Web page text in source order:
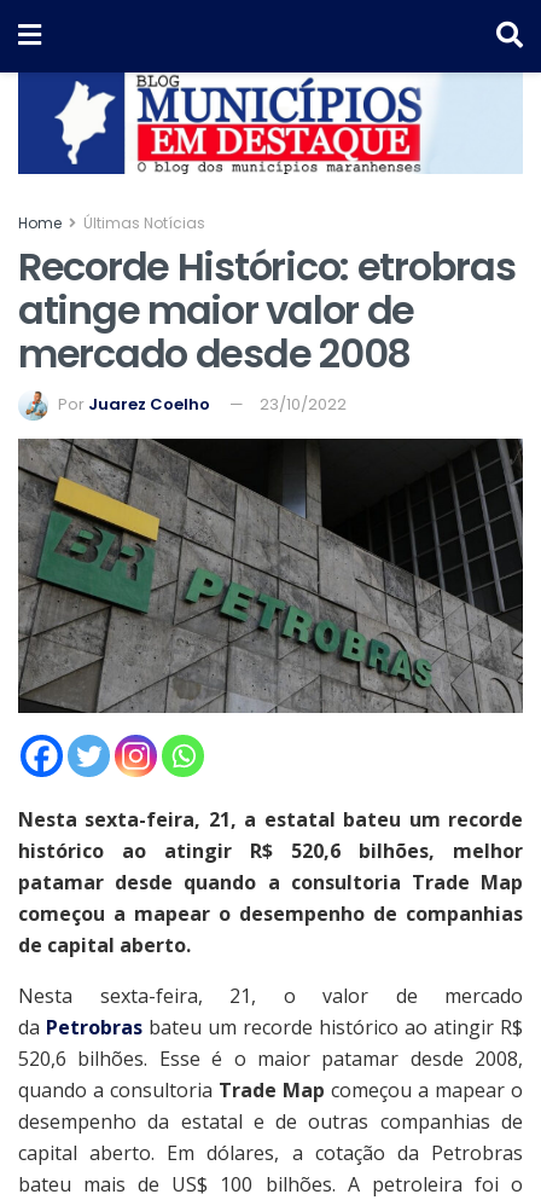
Home Últimas Notícias
Recorde Histórico: etrobras
atinge maior valor de
mercado desde 2008
Por Juarez Coelho 23/10/2022
Nesta sexta-feira, 21, a estatal bateu um recorde
histórico ao atingir R$ 520,6 bilhões, melhor
patamar desde quando a consultoria Trade Map
começou a mapear o desempenho de companhias
de capital aberto.
Nesta sexta-feira, 21, o valor de mercado
da Petrobras bateu um recorde histórico ao atingir R$
520,6 bilhões. Esse é o maior patamar desde 2008,
quando a consultoria Trade Map começou a mapear o
desempenho da estatal e de outras companhias de
capital aberto. Em dólares, a cotação da Petrobras
bateu mais de US$ 100 bilhões. A petroleira foi o